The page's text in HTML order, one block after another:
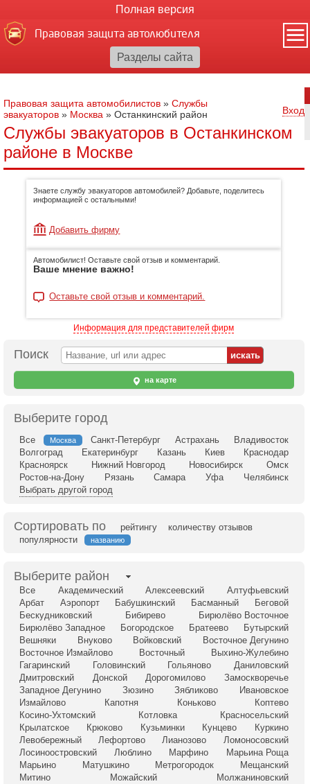
Полная версия
Правовая защита автолюбителя
Правовая защита автомобилистов » Службы
эвакуаторов » Москва » Останкинский район Вход
Службы эвакуаторов в Останкинском
районе в Москве
Знаете службу эвакуаторов автомобилей? Добавьте, поделитесь
информацией с остальными!
Добавить фирму
Автомобилист! Оставьте свой отзыв и комментарий.
Ваше мнение важно!
Оставьте свой отзыв и комментарий.
Информация для представителей фирм
Поиск
на карте
Выберите город
Все Москва Санкт-Петербург Астрахань
Владивосток
Волгоград
Екатеринбург Казань Киев
Краснодар
Красноярск
Нижний Новгород Новосибирск
Омск
Ростов-на-Дону
Рязань Самара Уфа
Челябинск
Выбрать другой город
Сортировать по рейтингу
количеству отзывов
популярности
названию
Выберите район
Все Академический Алексеевский
Алтуфьевский
Арбат
Аэропорт Бабушкинский Басманный
Беговой
Бескудниковский
Бибирево
Бирюлёво Восточное
Бирюлёво Западное
Богородское Братеево
Бутырский
Вешняки
Внуково Войковский
Восточное Дегунино
Восточное Измайлово
Восточный
Выхино-Жулебино
Гагаринский
Головинский Гольяново
Даниловский
Дмитровский
Донской Дорогомилово
Замоскворечье
Западное Дегунино
Зюзино Зябликово
Ивановское
Измайлово
Капотня Коньково
Коптево
Косино-Ухтомский
Котловка
Красносельский
Крылатское
Крюково Кузьминки Кунцево
Куркино
Левобережный
Лефортово Лианозово
Ломоносовский
Лосиноостровский
Люблино Марфино
Марьина Роща
Марьино
Матушкино Метрогородок
Мещанский
Митино
Можайский
Молжаниновский